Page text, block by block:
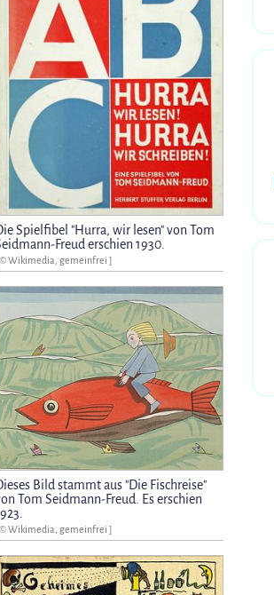
Spielfibel "Hurra, wir lesen" von Tom
Freud erschien 1930.
© Wikimedia, gemeinfrei ]
Bild stammt aus "Die Fischreise"
Tom Seidmann-Freud. Es erschien
© Wikimedia, gemeinfrei ]